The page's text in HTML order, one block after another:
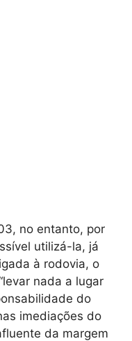
no entanto, por
utilizá-la, já
à rodovia, o
nada a lugar
do
imediações do
da margem